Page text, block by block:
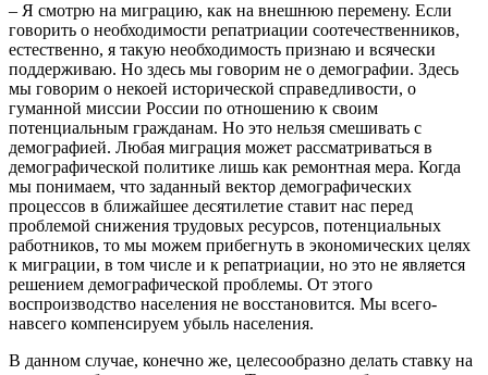
– Я смотрю на миграцию, как на внешнюю перемену. Если
говорить о необходимости репатриации соотечественников,
естественно, я такую необходимость признаю и всячески
поддерживаю. Но здесь мы говорим не о демографии. Здесь
мы говорим о некоей исторической справедливости, о
гуманной миссии России по отношению к своим
потенциальным гражданам. Но это нельзя смешивать с
демографией. Любая миграция может рассматриваться в
демографической политике лишь как ремонтная мера. Когда
мы понимаем, что заданный вектор демографических
процессов в ближайшее десятилетие ставит нас перед
проблемой снижения трудовых ресурсов, потенциальных
работников, то мы можем прибегнуть в экономических целях
к миграции, в том числе и к репатриации, но это не является
решением демографической проблемы. От этого
воспроизводство населения не восстановится. Мы всего-
навсего компенсируем убыль населения.
В данном случае, конечно же, целесообразно делать ставку на